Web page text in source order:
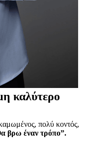
καλύτερο
πολύ κοντός,
βρω έναν τρόπο”.